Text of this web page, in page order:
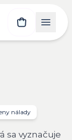
nálady
sa vyznačuje